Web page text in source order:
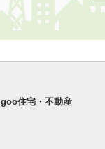
goo住宅・不動産